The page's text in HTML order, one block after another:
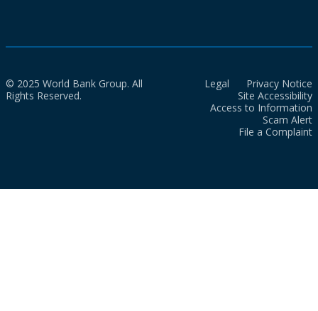
© 2025 World Bank Group. All
Rights Reserved.
Legal
Privacy Notice
Site Accessibility
Access to Information
Scam Alert
File a Complaint